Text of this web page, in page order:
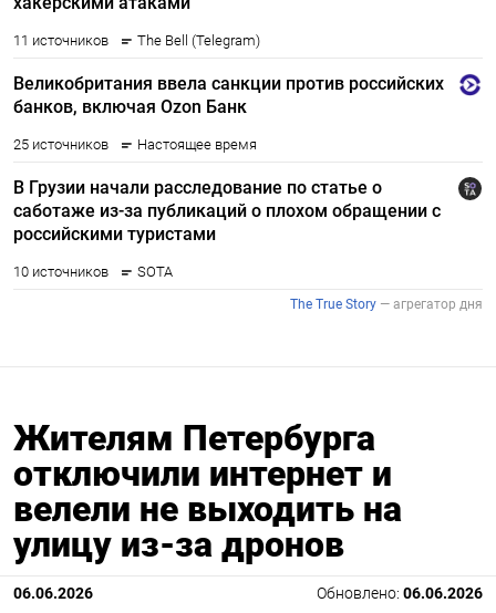
Жителям Петербурга
отключили интернет и
велели не выходить на
улицу из-за дронов
06.06.2026 Обновлено: 06.06.2026